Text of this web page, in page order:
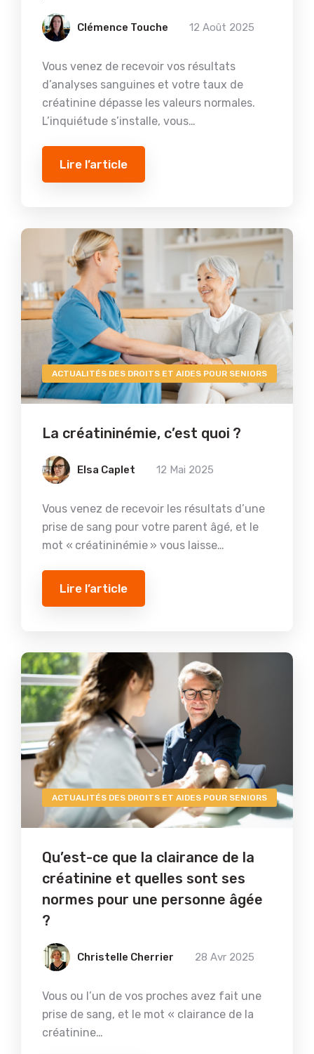
Clémence Touche 12 Août 2025
Vous venez de recevoir vos résultats
d’analyses sanguines et votre taux de
créatinine dépasse les valeurs normales.
L’inquiétude s’installe, vous…
Lire l’article
ACTUALITÉS DES DROITS ET AIDES POUR SENIORS
La créatininémie, c’est quoi ?
Elsa Caplet 12 Mai 2025
Vous venez de recevoir les résultats d’une
prise de sang pour votre parent âgé, et le
mot « créatininémie » vous laisse…
Lire l’article
ACTUALITÉS DES DROITS ET AIDES POUR SENIORS
Qu’est-ce que la clairance de la
créatinine et quelles sont ses
normes pour une personne âgée
?
Christelle Cherrier 28 Avr 2025
Vous ou l’un de vos proches avez fait une
prise de sang, et le mot « clairance de la
créatinine…